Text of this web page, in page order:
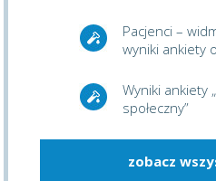
Pacjenci –
wyniki ankiety
Wyniki ankiety
społeczny”
zobacz